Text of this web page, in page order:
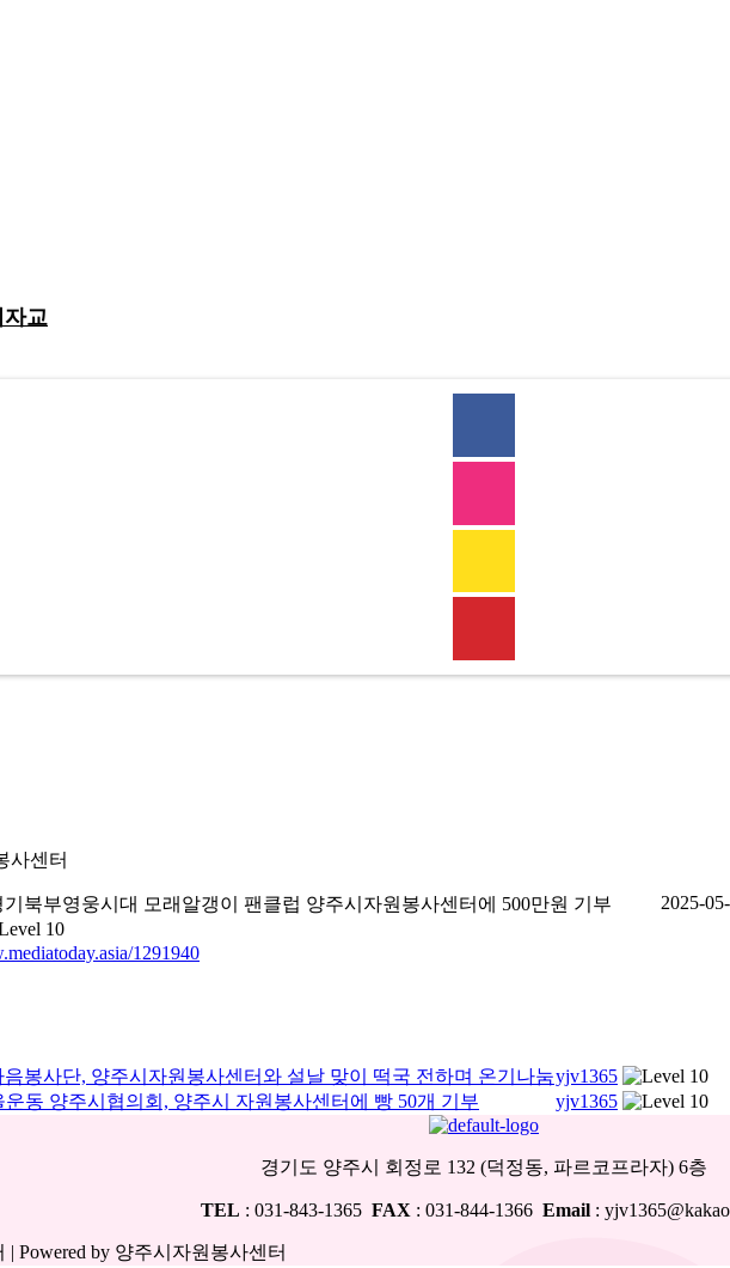
자교
사센터
기북부영웅시대 모래알갱이 팬클럽 양주시자원봉사센터에 500만원 기부
2025-
1291940
음봉사단, 양주시자원봉사센터와 설날 맞이 떡국 전하며 온기나눔yjv1365
운동 양주시협의회, 양주시 자원봉사센터에 빵 50개 기부 yjv1365
경기도 양주시 회정로 132 (덕정동, 파르코프라자) 6층
TEL : 031-843-1365 FAX : 031-844-1366 Email :
Powered by 양주시자원봉사센터